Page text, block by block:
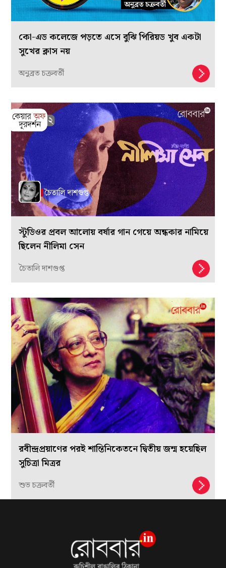
কো-এড কলেজে পড়তে এসে বুঝি পিরিয়ড খুব একটা
সুখের ক্লাস নয়
অনুব্রত চক্রবর্তী
স্টুডিওর প্রবল আলোয় বর্ষার গান গেয়ে অন্ধকার নামিয়ে
ছিলেন নীলিমা সেন
চৈতালি দাশগুপ্ত
রবীন্দ্রপ্রয়াণের পরই শান্তিনিকেতনে দ্বিতীয় জন্ম হয়েছিল
সুচিত্রা মিত্রর
শুভ চক্রবর্তী